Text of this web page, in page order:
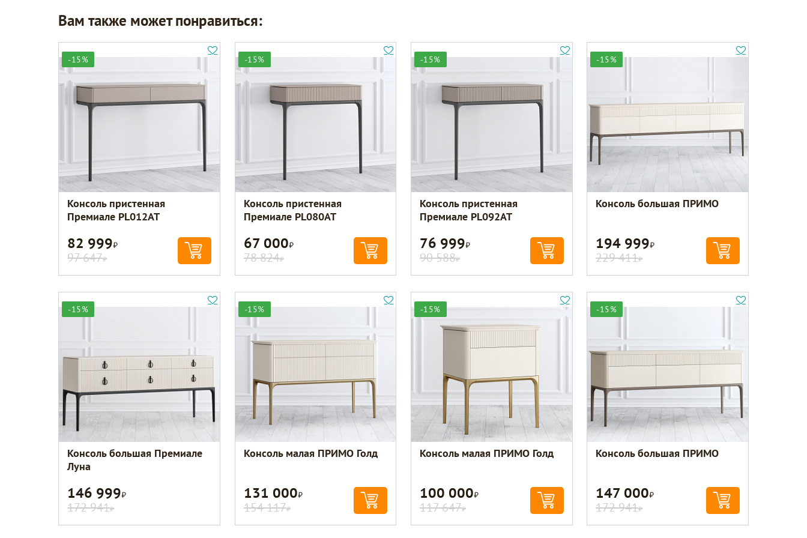
Вам также может понравиться:
-15%
Консоль пристенная
Премиале PL012AT
82 999Р
97 647Р
-15%
Консоль пристенная
Премиале PL080AT
67 000Р
78 824Р
-15%
Консоль пристенная
Премиале PL092AT
76 999Р
90 588Р
-15%
Консоль большая ПРИМО
194 999Р
229 411Р
-15%
Консоль большая Премиале
Луна
146 999Р
172 941Р
-15%
Консоль малая ПРИМО Голд
131 000Р
154 117Р
-15%
Консоль малая ПРИМО Голд
100 000Р
117 647Р
-15%
Консоль большая ПРИМО
147 000Р
172 941Р